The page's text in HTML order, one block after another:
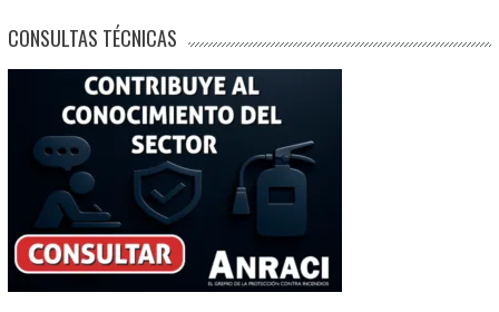
CONSULTAS TÉCNICAS